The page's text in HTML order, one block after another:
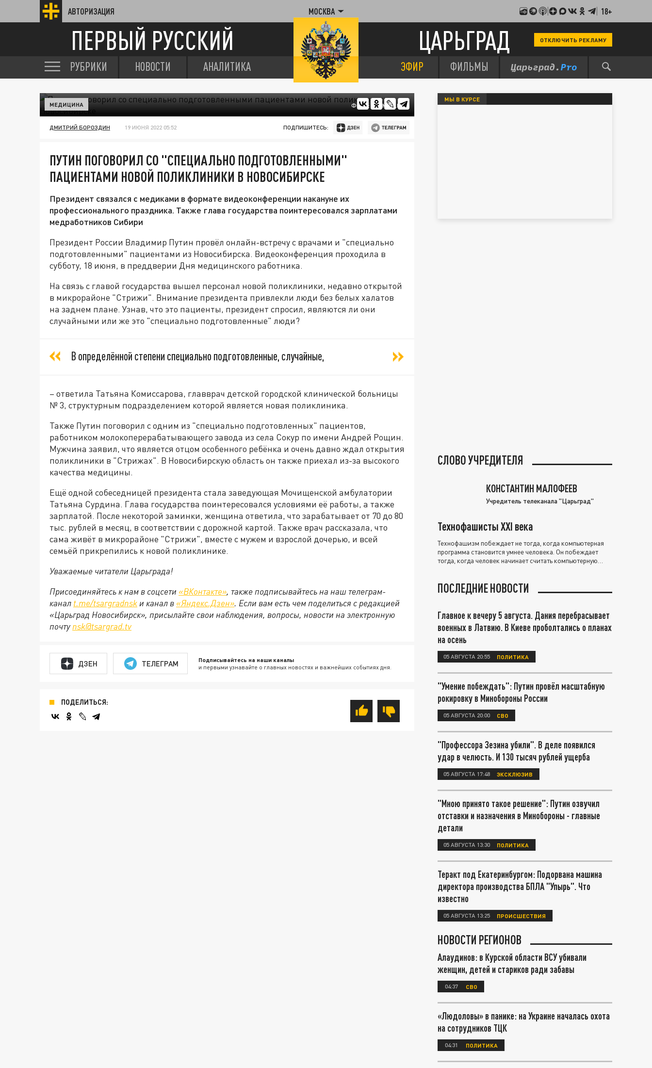
АВТОРИЗАЦИЯ МОСКВА 18+
ПЕРВЫЙ РУССКИЙ ЦАРЬГРАД ОТКЛЮЧИТЬ РЕКЛАМУ
РУБРИКИ НОВОСТИ АНАЛИТИКА ЭФИР ФИЛЬМЫ
ФОТО: KREMLIN.RU
МЕДИЦИНА
ДМИТРИЙ БОРОЗДИН 19 ИЮНЯ 2022 05:52 ПОДПИШИТЕСЬ:
ПУТИН ПОГОВОРИЛ СО "СПЕЦИАЛЬНО ПОДГОТОВЛЕННЫМИ"
ПАЦИЕНТАМИ НОВОЙ ПОЛИКЛИНИКИ В НОВОСИБИРСКЕ
Президент связался с медиками в формате видеоконференции накануне их
профессионального праздника. Также глава государства поинтересовался зарплатами
медработников Сибири
Президент России Владимир Путин провёл онлайн-встречу с врачами и "специально
подготовленными" пациентами из Новосибирска. Видеоконференция проходила в
субботу, 18 июня, в преддверии Дня медицинского работника.
На связь с главой государства вышел персонал новой поликлиники, недавно открытой
в микрорайоне "Стрижи". Внимание президента привлекли люди без белых халатов
на заднем плане. Узнав, что это пациенты, президент спросил, являются ли они
случайными или же это "специально подготовленные" люди?
В определённой степени специально подготовленные, случайные,
– ответила Татьяна Комиссарова, главврач детской городской клинической больницы
№ 3, структурным подразделением которой является новая поликлиника.
Также Путин поговорил с одним из "специально подготовленных" пациентов,
работником молокоперерабатывающего завода из села Сокур по имени Андрей Рощин.
Мужчина заявил, что является отцом особенного ребёнка и очень давно ждал открытия
поликлиники в "Стрижах". В Новосибирскую область он также приехал из-за высокого
качества медицины.
Ещё одной собеседницей президента стала заведующая Мочищенской амбулатории
Татьяна Сурдина. Глава государства поинтересовался условиями её работы, а также
зарплатой. После некоторой заминки, женщина ответила, что зарабатывает от 70 до 80
тыс. рублей в месяц, в соответствии с дорожной картой. Также врач рассказала, что
сама живёт в микрорайоне "Стрижи", вместе с мужем и взрослой дочерью, и всей
семьёй прикрепились к новой поликлинике.
Уважаемые читатели Царьграда!
Присоединяйтесь к нам в соцсети «ВКонтакте», также подписывайтесь на наш телеграм-
канал t.me/tsargradnsk и канал в «Яндекс.Дзен». Если вам есть чем поделиться с редакцией
«Царьград Новосибирск», присылайте свои наблюдения, вопросы, новости на электронную
почту nsk@tsargrad.tv
ДЗЕН ТЕЛЕГРАМ Подписывайтесь на наши каналы
и первыми узнавайте о главных новостях и важнейших событиях дня.
ПОДЕЛИТЬСЯ:
МЫ В КУРСЕ
СЛОВО УЧРЕДИТЕЛЯ
КОНСТАНТИН МАЛОФЕЕВ
Учредитель телеканала "Царьград"
Технофашисты XXI века
Технофашизм побеждает не тогда, когда компьютерная
программа становится умнее человека. Он побеждает
тогда, когда человек начинает считать компьютерную
ПОСЛЕДНИЕ НОВОСТИ
Главное к вечеру 5 августа. Дания перебрасывает
военных в Латвию. В Киеве проболтались о планах
на осень
05 АВГУСТА 20:55 ПОЛИТИКА
"Умение побеждать": Путин провёл масштабную
рокировку в Минобороны России
05 АВГУСТА 20:00 СВО
"Профессора Зезина убили". В деле появился
удар в челюсть. И 130 тысяч рублей ущерба
05 АВГУСТА 17:48 ЭКСКЛЮЗИВ
"Мною принято такое решение": Путин озвучил
отставки и назначения в Минобороны - главные
детали
05 АВГУСТА 13:30 ПОЛИТИКА
Теракт под Екатеринбургом: Подорвана машина
директора производства БПЛА "Упырь". Что
известно
05 АВГУСТА 13:25 ПРОИСШЕСТВИЯ
НОВОСТИ РЕГИОНОВ
Алаудинов: в Курской области ВСУ убивали
женщин, детей и стариков ради забавы
04:37 СВО
«Людоловы» в панике: на Украине началась охота
на сотрудников ТЦК
04:31 ПОЛИТИКА